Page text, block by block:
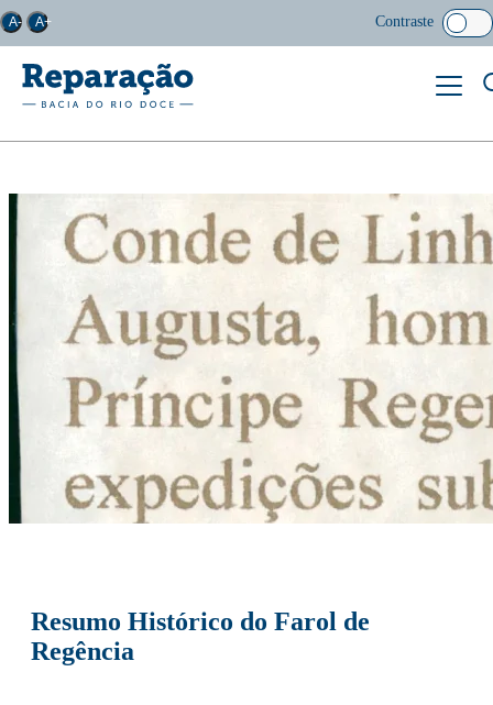
A- A+ Contraste
Resumo Histórico do Farol de
Regência